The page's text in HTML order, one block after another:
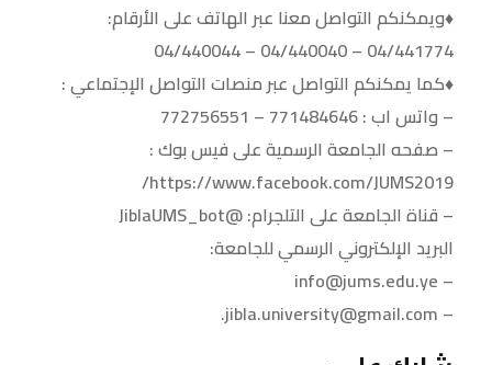
♦️ويمكنكم التواصل معنا عبر الهاتف على الأرقام:
04/441774 – 04/440040 – 04/440044
♦️كما يمكنكم التواصل عبر منصات التواصل الإجتماعي :
– واتس اب : 771484646 – 772756551
– صفحه الجامعة الرسمية على فيس بوك :
https://www.facebook.com/JUMS2019/
– قناة الجامعة على التلجرام: @JiblaUMS_bot
البريد الإلكتروني الرسمي للجامعة:
– info@jums.edu.ye
– jibla.university@gmail.com.